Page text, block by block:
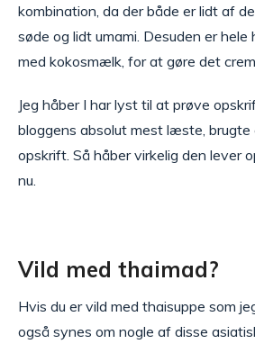
kombination, da der både er lidt af
søde og lidt umami. Desuden er
med kokosmælk, for at gøre det
Jeg håber I har lyst til at prøve
bloggens absolut mest læste, brugte
opskrift. Så håber virkelig den lever
nu.
Vild med thaimad?
Hvis du er vild med thaisuppe som
også synes om nogle af disse